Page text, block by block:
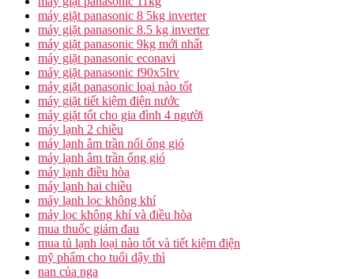
máy giặt panasonic 8 5kg inverter
máy giặt panasonic 8.5 kg inverter
máy giặt panasonic 9kg mới nhất
máy giặt panasonic econavi
máy giặt panasonic f90x5lrv
máy giặt panasonic loại nào tốt
máy giặt tiết kiệm điện nước
máy giặt tốt cho gia đình 4 người
máy lạnh 2 chiều
máy lạnh âm trần nối ống gió
máy lạnh âm trần ống gió
máy lạnh điều hòa
máy lạnh hai chiều
máy lạnh lọc không khí
máy lọc không khí và điều hòa
mua thuốc giảm đau
mua tủ lạnh loại nào tốt và tiết kiệm điện
mỹ phẩm cho tuổi dậy thì
nan của nga